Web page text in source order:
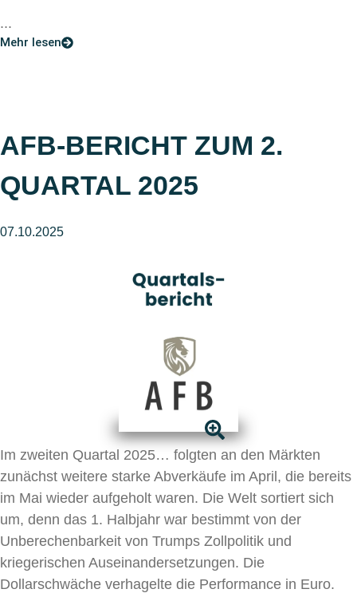
...
Mehr lesen
AFB-BERICHT ZUM 2.
QUARTAL 2025
07.10.2025
Im zweiten Quartal 2025… folgten an den Märkten
zunächst weitere starke Abverkäufe im April, die bereits
im Mai wieder aufgeholt waren. Die Welt sortiert sich
um, denn das 1. Halbjahr war bestimmt von der
Unberechenbarkeit von Trumps Zollpolitik und
kriegerischen Auseinandersetzungen. Die
Dollarschwäche verhagelte die Performance in Euro.